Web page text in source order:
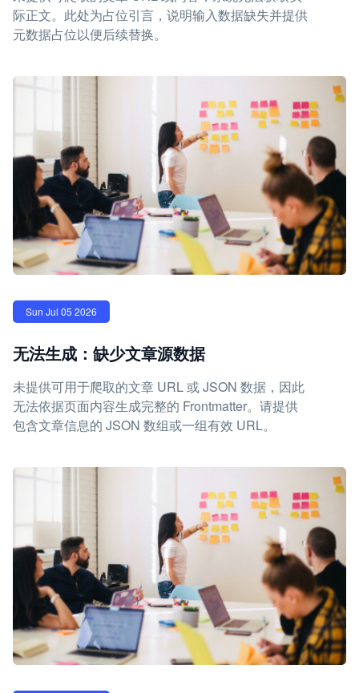
际正文。此处为占位引言，说明输入数据缺失并提供
元数据占位以便后续替换。
Sun Jul 05 2026
无法生成：缺少文章源数据
未提供可用于爬取的文章 URL 或 JSON 数据，因此
无法依据页面内容生成完整的 Frontmatter。请提供
包含文章信息的 JSON 数组或一组有效 URL。